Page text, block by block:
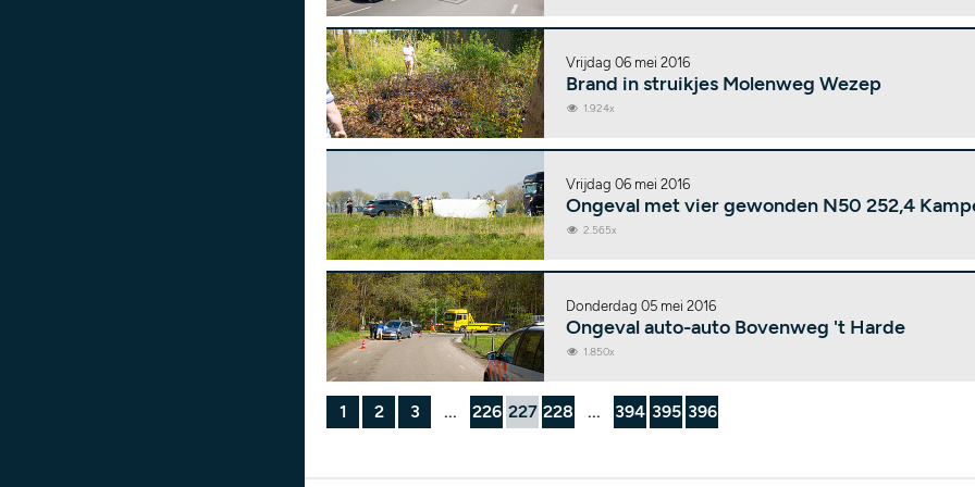
Vrijdag 06 mei 2016
Brand in struikjes Molenweg Wezep
1.924x
Vrijdag 06 mei 2016
Ongeval met vier gewonden N50 252,4
2.565x
Donderdag 05 mei 2016
Ongeval auto-auto Bovenweg 't Harde
1.850x
1 2 3 ... 226 227 228 ... 394 395 396